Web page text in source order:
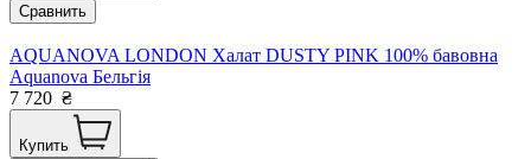
Сравнить
AQUANOVA LONDON Халат DUSTY PINK 100% бавовна
Aquanova Бельгія
7 720 ₴
Купить